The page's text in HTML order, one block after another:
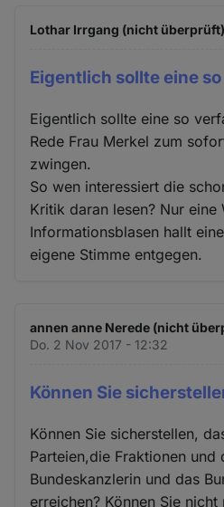
Lothar Irrgang (nicht überprüft)
Eigentlich sollte eine so
Eigentlich sollte eine so
Rede Frau Merkel zum
zwingen.
So wen interessiert die
Kritik daran lesen? Nur eine
Informationsblasen hallt
eigene Stimme entgegen.
annen anne Nerede (nicht
Do. 2 Nov 2017 - 12:32
Können Sie
Können Sie sicherstellen,
Parteien,die Fraktionen und
Bundeskanzlerin und das
erreichen? Können Sie